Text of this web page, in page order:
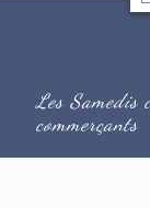
Les Samedis
commerçants